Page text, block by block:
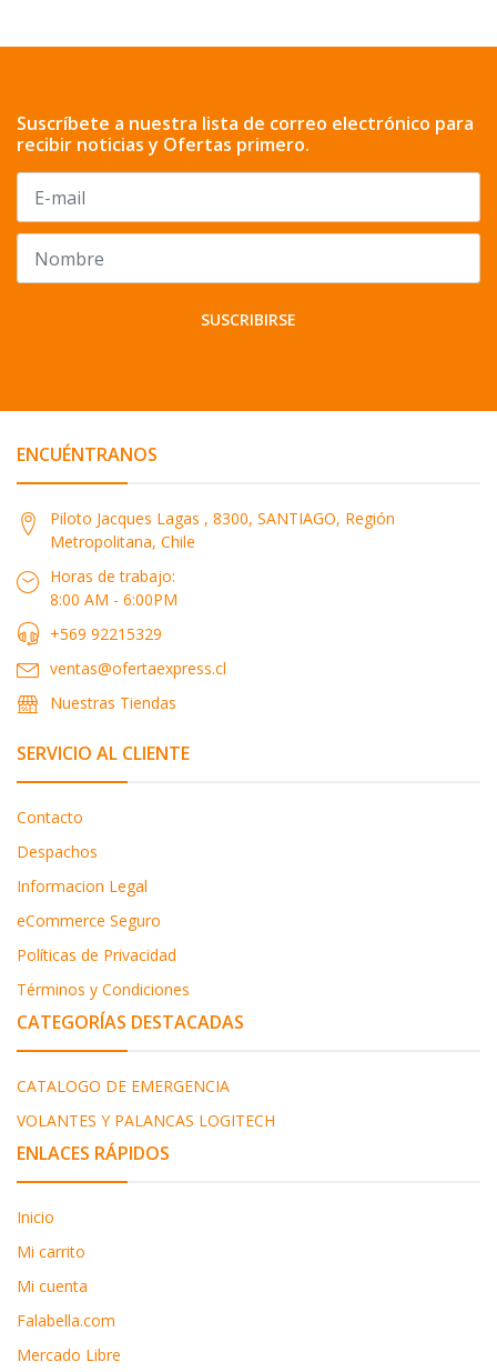
Suscríbete a nuestra lista de correo electrónico para
recibir noticias y Ofertas primero.
SUSCRIBIRSE
ENCUÉNTRANOS
Piloto Jacques Lagas , 8300, SANTIAGO, Región
Metropolitana, Chile
Horas de trabajo:
8:00 AM - 6:00PM
+569 92215329
ventas@ofertaexpress.cl
Nuestras Tiendas
SERVICIO AL CLIENTE
Contacto
Despachos
Informacion Legal
eCommerce Seguro
Políticas de Privacidad
Términos y Condiciones
CATEGORÍAS DESTACADAS
CATALOGO DE EMERGENCIA
VOLANTES Y PALANCAS LOGITECH
ENLACES RÁPIDOS
Inicio
Mi carrito
Mi cuenta
Falabella.com
Mercado Libre